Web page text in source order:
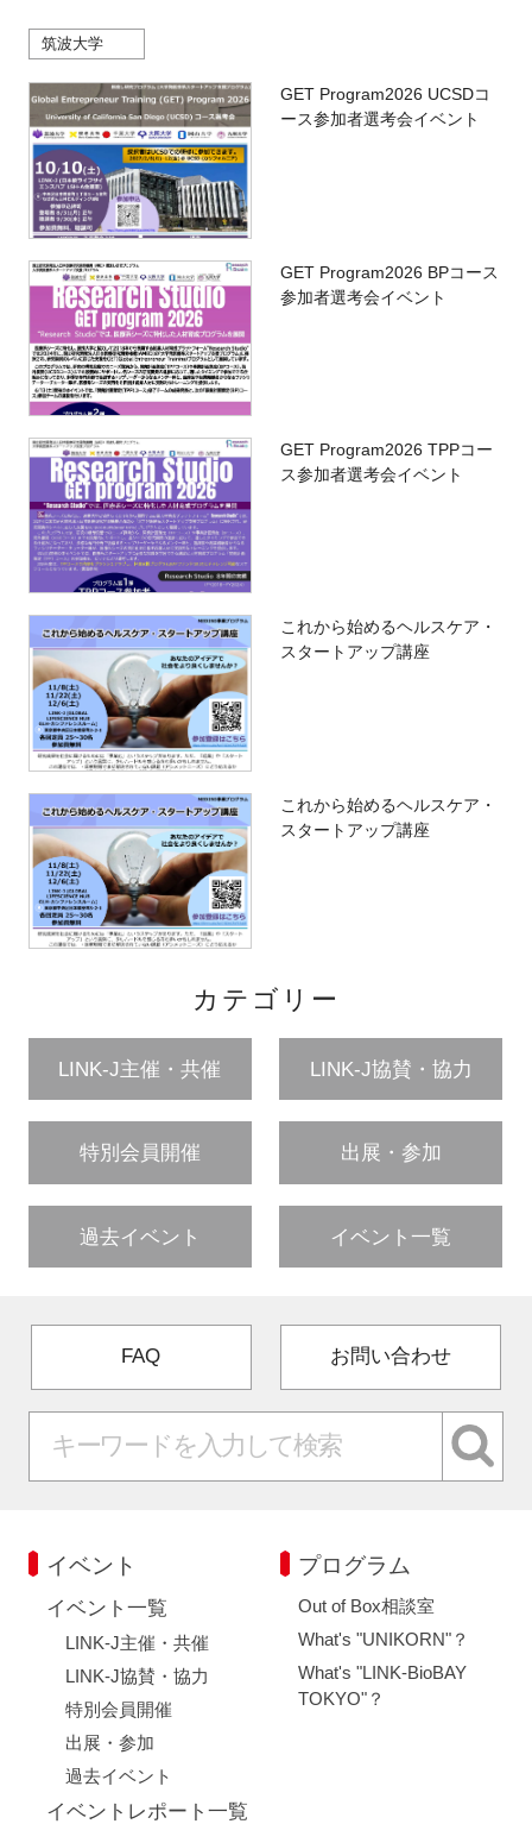
筑波大学
GET Program2026 UCSDコ
ース参加者選考会イベント
GET Program2026 BPコース
参加者選考会イベント
GET Program2026 TPPコー
ス参加者選考会イベント
これから始めるヘルスケア・
スタートアップ講座
これから始めるヘルスケア・
スタートアップ講座
カテゴリー
LINK-J主催・共催 LINK-J協賛・協力
特別会員開催 出展・参加
過去イベント イベント一覧
FAQ お問い合わせ
イベント
イベント一覧
LINK-J主催・共催
LINK-J協賛・協力
特別会員開催
出展・参加
過去イベント
イベントレポート一覧
プログラム
Out of Box相談室
What's "UNIKORN"？
What's "LINK-BioBAY
TOKYO"？